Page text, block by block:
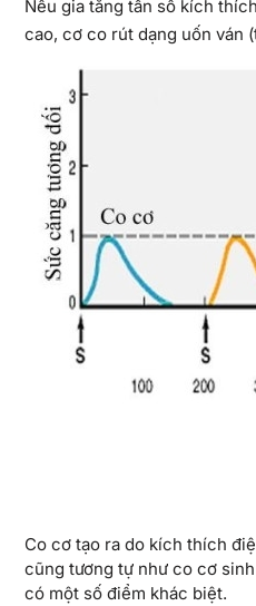
Nếu gia tăng tần số kích
cao, cơ co rút dạng uốn ván
Co cơ tạo ra do kích thích
cũng tương tự như co cơ
có một số điểm khác biệt.